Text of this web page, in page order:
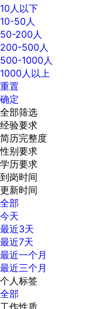
10人以下
10-50人
50-200人
200-500人
500-1000人
1000人以上
重置
确定
全部筛选
经验要求
简历完整度
性别要求
学历要求
到岗时间
更新时间
全部
今天
最近3天
最近7天
最近一个月
最近三个月
个人标签
全部